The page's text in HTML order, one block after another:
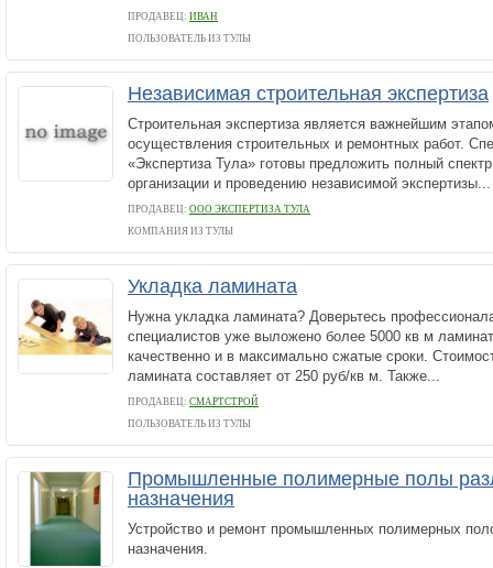
ПРОДАВЕЦ: ИВАН
ПОЛЬЗОВАТЕЛЬ ИЗ ТУЛЫ
Независимая строительная экспертиза
Строительная экспертиза является важнейшим
осуществления строительных и ремонтных работ.
«Экспертиза Тула» готовы предложить полный
организации и проведению независимой экспертизы...
ПРОДАВЕЦ: ООО ЭКСПЕРТИЗА ТУЛА
КОМПАНИЯ ИЗ ТУЛЫ
Укладка ламината
Нужна укладка ламината? Доверьтесь
специалистов уже выложено более 5000 кв м
качественно и в максимально сжатые сроки.
ламината составляет от 250 руб/кв м. Также...
ПРОДАВЕЦ: СМАРТСТРОЙ
ПОЛЬЗОВАТЕЛЬ ИЗ ТУЛЫ
Промышленные полимерные полы
назначения
Устройство и ремонт промышленных полимерных
назначения.